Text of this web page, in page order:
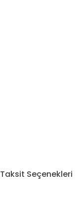
Taksit Seçenekleri